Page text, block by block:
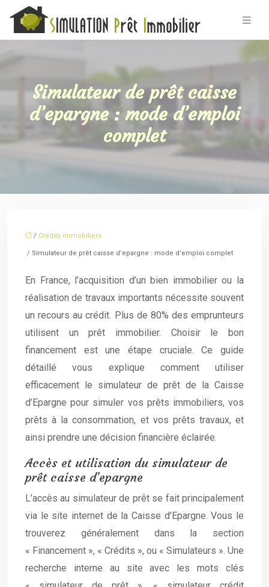
Simulateur de prêt caisse
d’epargne : mode d’emploi
complet
/ Crédits immobiliers
/ Simulateur de prêt caisse d’epargne : mode d’emploi complet
En France, l’acquisition d’un bien immobilier ou la
réalisation de travaux importants nécessite souvent
un recours au crédit. Plus de 80% des emprunteurs
utilisent un prêt immobilier. Choisir le bon
financement est une étape cruciale. Ce guide
détaillé vous explique comment utiliser
efficacement le simulateur de prêt de la Caisse
d’Epargne pour simuler vos prêts immobiliers, vos
prêts à la consommation, et vos prêts travaux, et
ainsi prendre une décision financière éclairée.
Accès et utilisation du simulateur de
prêt caisse d’epargne
L’accès au simulateur de prêt se fait principalement
via le site internet de la Caisse d’Epargne. Vous le
trouverez généralement dans la section
« Financement », « Crédits », ou « Simulateurs ». Une
recherche interne au site avec les mots clés